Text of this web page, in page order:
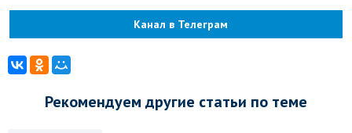
Канал в Телеграм
Рекомендуем другие статьи по теме